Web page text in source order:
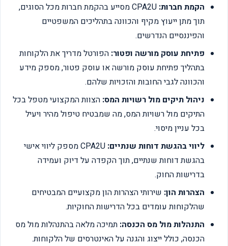
הקמת חברות:
CPA2U מסייע בהקמת חברות מכל הסוגים,
תוך מתן ייעוץ מקיף והכוונה בתהליכים המשפטיים
והפיננסיים הנדרשים.
פתיחת עוסק מורשה ופטור:הפורטל מדריך את הלקוחות
בתהליך פתיחת עוסק מורשה או עוסק פטור, מספק מידע
והכוונה לגבי החובות והזכויות שלהם.
ניהול תיקים מול רשויות המס:הצוות המקצועי מטפל בכל
התיקים מול רשויות המס, מה שמבטיח טיפול מהיר ויעיל
בכל עניין מיסוי.
ליווי בהגשת דוחות שנתיים:
CPA2U מספק ליווי אישי
בהגשת דוחות שנתיים, תוך הקפדה על דיוק ועמידה
בדרישות החוק.
הצהרות הון:שירותי הצהרות הון מקצועיים המבטיחים
שהלקוחות עומדים בכל הדרישות החוקיות.
התנהלות מול מס הכנסה:תמיכה מלאה בהתנהלות מול מס
הכנסה, כולל ייצוג והגנה על האינטרסים של הלקוחות.